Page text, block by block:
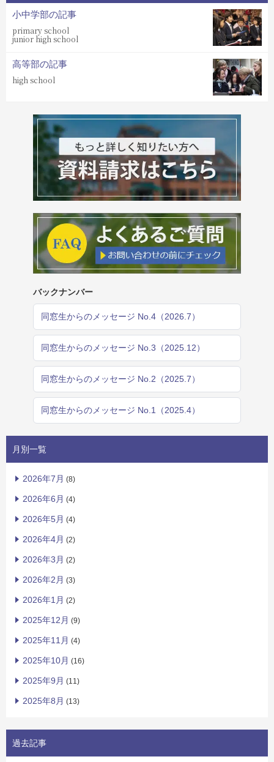
小中学部の記事
primary school
junior high school
高等部の記事
high school
バックナンバー
同窓生からのメッセージ No.4（2026.7）
同窓生からのメッセージ No.3（2025.12）
同窓生からのメッセージ No.2（2025.7）
同窓生からのメッセージ No.1（2025.4）
月別一覧
2026年7月 (8)
2026年6月 (4)
2026年5月 (4)
2026年4月 (2)
2026年3月 (2)
2026年2月 (3)
2026年1月 (2)
2025年12月 (9)
2025年11月 (4)
2025年10月 (16)
2025年9月 (11)
2025年8月 (13)
過去記事